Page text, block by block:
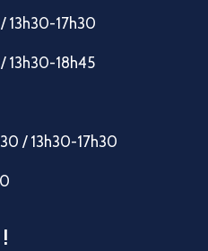
13h30-17h30
13h30-18h45
/ 13h30-17h30